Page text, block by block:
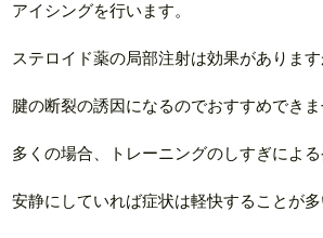
アイシングを行います。
ステロイド薬の局部注射は効果があります
腱の断裂の誘因になるのでおすすめできま
多くの場合、トレーニングのしすぎによる
安静にしていれば症状は軽快することが多